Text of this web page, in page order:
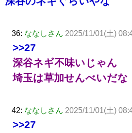
36: ななしさん 2025/11/01(土)
>>27
深谷ネギ不味いじゃん
埼玉は草加せんべいだな
42: ななしさん 2025/11/01(土)
>>27